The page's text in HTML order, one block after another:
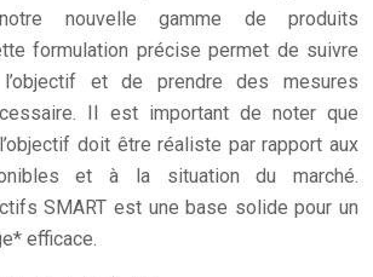
nouvelle gamme de produits
formulation précise permet de suivre
l’objectif et de prendre des mesures
Il est important de noter que
doit être réaliste par rapport aux
et à la situation du marché.
SMART est une base solide pour un
efficace.